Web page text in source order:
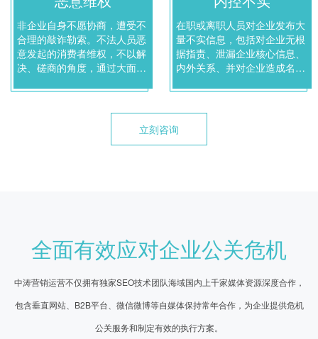
非企业自身不愿协商，遭受不
合理的敲诈勒索。不法人员恶
意发起的消费者维权，不以解
决、磋商的角度，通过大面积
纷行为。
在职或离职人员对企业发布大
量不实信息，包括对企业无根
据指责、泄漏企业核心信息、
内外关系、并对企业造成名
为。
立刻咨询
全面有效应对企业公关危机
中涛营销运营不仅拥有独家SEO技术团队海域国内上千家媒体资源深度合作，
包含垂直网站、B2B平台、微信微博等自媒体保持常年合作，为企业提供危机
公关服务和制定有效的执行方案。